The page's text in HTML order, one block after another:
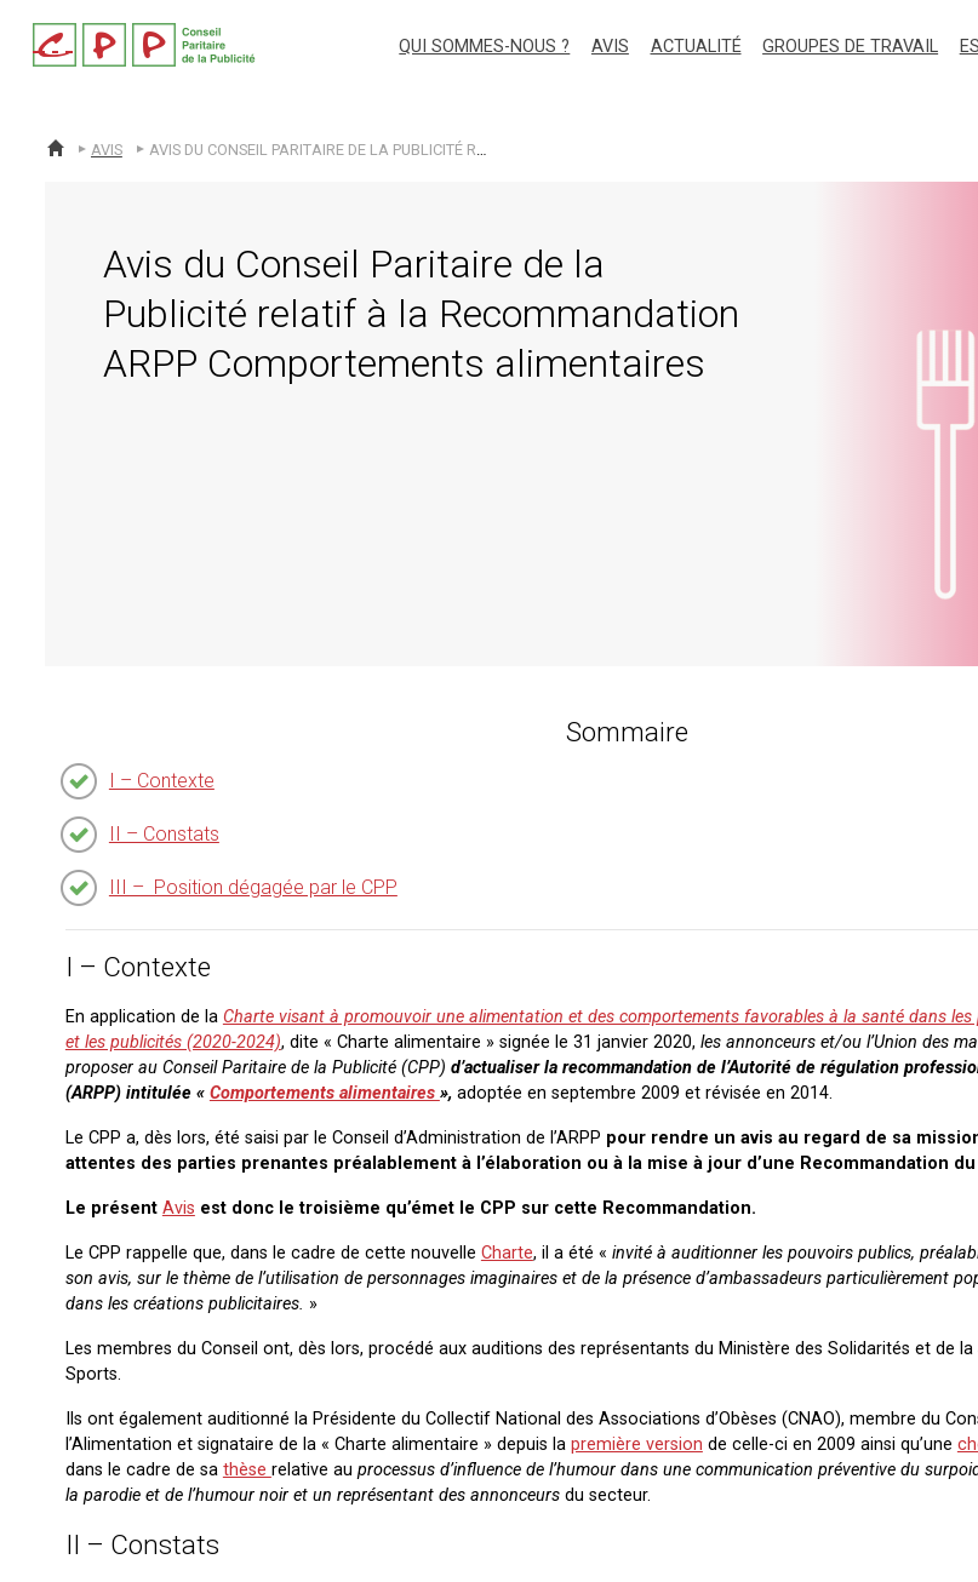
cpp QUI SOMMES-NOUS ? AVIS ACTUALITÉ GROUPES DE TRAVAIL
ACCUEIL
AVIS
Avis du Conseil Paritaire de la
Publicité relatif à la Recommandation
ARPP Comportements alimentaires
Sommaire
I – Contexte
II – Constats
III – Position dégagée par le CPP
I – Contexte
En application de la Charte visant à promouvoir une alimentation et des comportements favorables à la santé dans
et les publicités (2020-2024), dite « Charte alimentaire » signée le 31 janvier 2020, les annonceurs et/ou l’Union des
proposer au Conseil Paritaire de la Publicité (CPP) d’actualiser la recommandation de l’Autorité de régulation
(ARPP) intitulée « Comportements alimentaires »,adoptée en septembre 2009 et révisée en 2014.
Le CPP a, dès lors, été saisi par le Conseil d’Administration de l’ARPP pour rendre un avis au regard de sa
attentes des parties prenantes préalablement à l’élaboration ou à la mise à jour d’une Recommandation du
Le présent Avis est donc le troisième qu’émet le CPP sur cette Recommandation.
Le CPP rappelle que, dans le cadre de cette nouvelle Charte, il a été « invité à auditionner les pouvoirs publics,
son avis, sur le thème de l’utilisation de personnages imaginaires et de la présence d’ambassadeurs particulièrement
dans les créations publicitaires. »
Les membres du Conseil ont, dès lors, procédé aux auditions des représentants du Ministère des Solidarités et de
Sports.
Ils ont également auditionné la Présidente du Collectif National des Associations d’Obèses (CNAO), membre du
l’Alimentation et signataire de la « Charte alimentaire » depuis la première version de celle-ci en 2009 ainsi qu’une
dans le cadre de sa thèse relative au processus d’influence de l’humour dans une communication préventive du
la parodie et de l’humour noir et un représentant des annonceursdu secteur.
II – Constats